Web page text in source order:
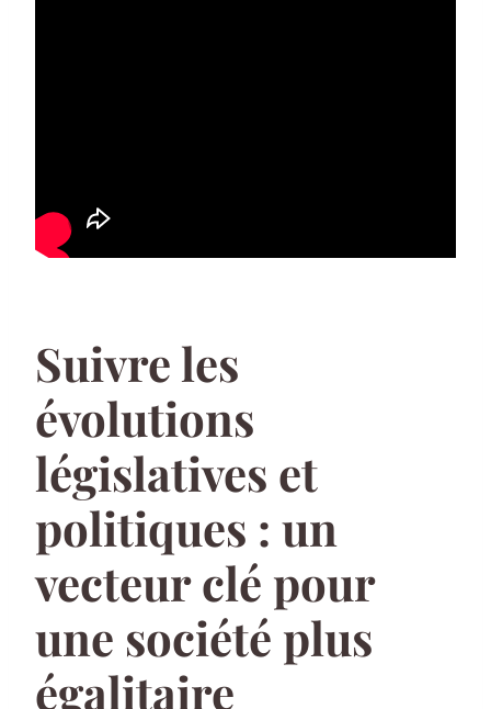
Suivre les
évolutions
législatives et
politiques : un
vecteur clé pour
une société plus
égalitaire